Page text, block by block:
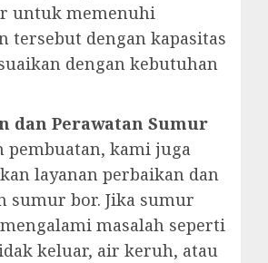
untuk memenuhi
tersebut dengan kapasitas
dengan kebutuhan
dan Perawatan Sumur
pembuatan, kami juga
layanan perbaikan dan
sumur bor. Jika sumur
masalah seperti
keluar, air keruh, atau